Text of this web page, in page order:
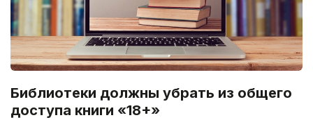
Библиотеки должны убрать из общего
доступа книги «18+»